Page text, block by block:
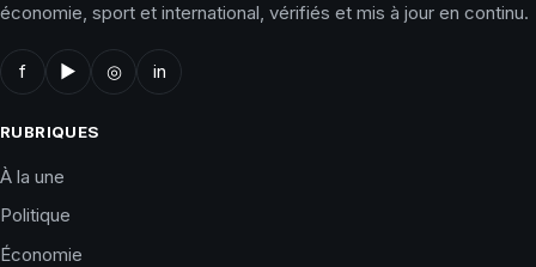
économie, sport et international, vérifiés et mis à jour en continu.
f ▶ ◎ in
RUBRIQUES
À la une
Politique
Économie